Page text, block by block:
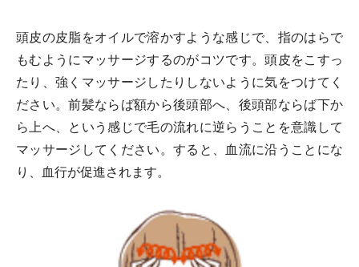
頭皮の皮脂をオイルで溶かすような感じで、指のはらで
もむようにマッサージするのがコツです。頭皮をこすっ
たり、強くマッサージしたりしないように気をつけてく
ださい。前髪ならば額から後頭部へ、後頭部ならば下か
ら上へ、という感じで毛の流れに逆らうことを意識して
マッサージしてください。すると、血流に沿うことにな
り、血行が促進されます。